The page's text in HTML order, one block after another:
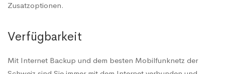
Zusatzoptionen.
Verfügbarkeit
Mit Internet Backup und dem besten Mobilfunknetz der